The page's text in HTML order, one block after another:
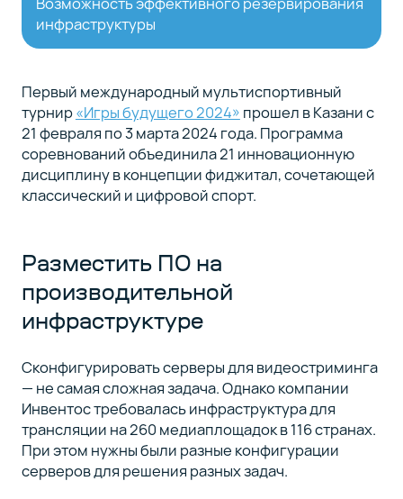
инфраструктуры
Первый международный мультиспортивный
турнир«Игры будущего 2024» прошел в Казани с
21 февраля по 3 марта 2024 года. Программа
соревнований объединила 21 инновационную
дисциплину в концепции фиджитал, сочетающей
классический и цифровой спорт.
Разместить ПО на
производительной
инфраструктуре
Сконфигурировать серверы для видеостриминга
— не самая сложная задача. Однако компании
Инвентос требовалась инфраструктура для
трансляции на 260 медиаплощадок в 116 странах.
При этом нужны были разные конфигурации
серверов для решения разных задач.